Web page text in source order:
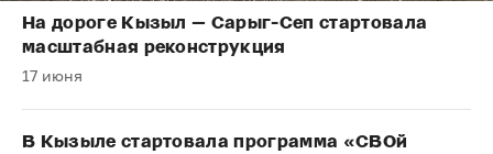
На дороге Кызыл — Сарыг-Сеп стартовала
масштабная реконструкция
17 июня
В Кызыле стартовала программа «СВОй